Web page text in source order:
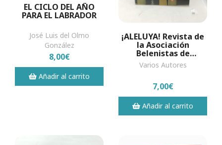
EL CICLO DEL AÑO
PARA EL LABRADOR
José Luis del Olmo
González
8,00€
Añadir al carrito
¡ALELUYA! Revista de
la Asociación
Belenistas de
Valladolid. Navidad
2007
Varios Autores
7,00€
Añadir al carrito